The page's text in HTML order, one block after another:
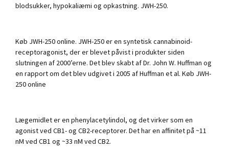
blodsukker, hypokaliæmi og opkastning. JWH-250.
Køb JWH-250 online. JWH-250 er en syntetisk cannabinoid-
receptoragonist, der er blevet påvist i produkter siden
slutningen af 2000’erne. Det blev skabt af Dr. John W. Huffman og
en rapport om det blev udgivet i 2005 af Huffman et al. Køb JWH-
250 online
Lægemidlet er en phenylacetylindol, og det virker som en
agonist ved CB1- og CB2-receptorer. Det har en affinitet på ~11
nM ved CB1 og ~33 nM ved CB2.